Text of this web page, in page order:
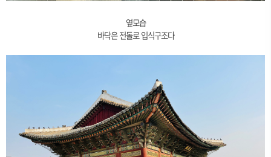
옆모습
바닥은 전돌로 입식구조다